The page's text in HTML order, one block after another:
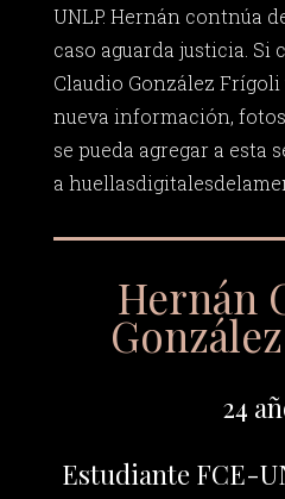
UNLP. Hernán contnúa
caso aguarda justicia. Si
Claudio González
nueva información,
se pueda agregar a esta
a
Hernán
24
Estudiante FCE-